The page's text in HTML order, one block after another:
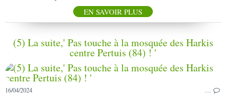
EN SAVOIR PLUS
(5) La suite,' Pas touche à la mosquée des Harkis
centre Pertuis (84) ! '
16/04/2024 …